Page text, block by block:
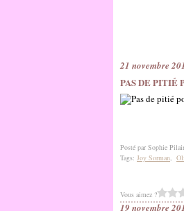
21 novembre
PAS DE PITIÉ
Posté par Sophie
Tags: Joy Sorman,
Vous aimez ?
19 novembre